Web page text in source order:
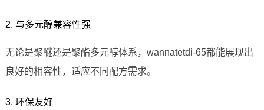
2. 与多元醇兼容性强
无论是聚醚还是聚酯多元醇体系，wannatetdi-65都能展现出
良好的相容性，适应不同配方需求。
3. 环保友好